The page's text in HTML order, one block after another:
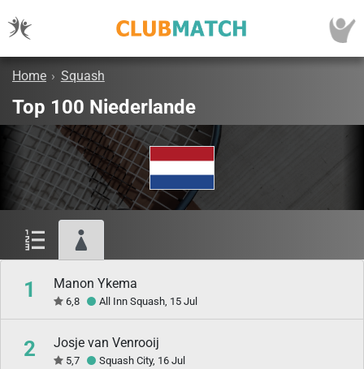
Home › Squash
Top 100 Niederlande
1 Manon Ykema
6,8 All Inn Squash, 15 Jul
2 Josje van Venrooij
5,7 Squash City, 16 Jul